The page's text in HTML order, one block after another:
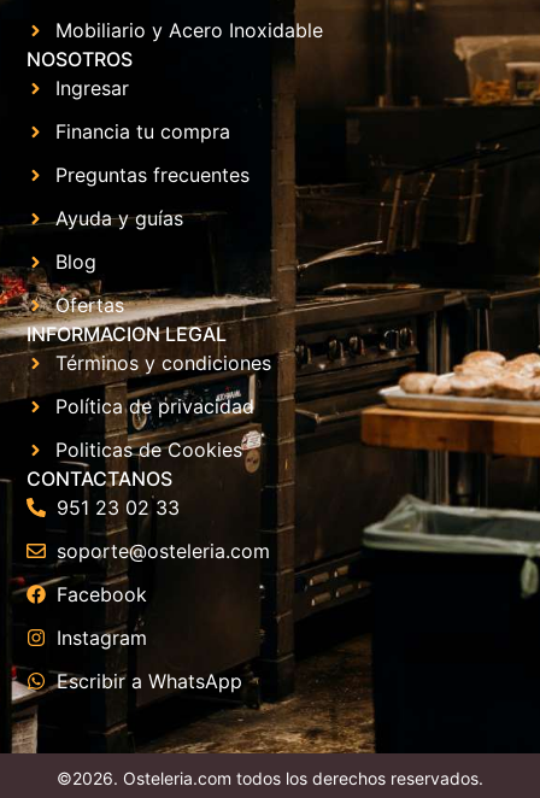
Mobiliario y Acero Inoxidable
NOSOTROS
Ingresar
Financia tu compra
Preguntas frecuentes
Ayuda y guías
Blog
Ofertas
INFORMACION LEGAL
Términos y condiciones
Política de privacidad
Politicas de Cookies
CONTACTANOS
951 23 02 33
soporte@osteleria.com
Facebook
Instagram
Escribir a WhatsApp
©2026. Osteleria.com todos los derechos reservados.